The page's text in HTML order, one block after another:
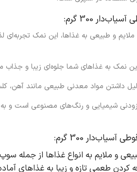
300 گرم:
و طبیعی به غذاها، این نمک
نمک به غذاهای شما جلوه‌ای زیبا و جذاب
داشتن مواد معدنی طبیعی مانند
شیمیایی و رنگ‌های مصنوعی است و به
300 گرم:
و ملایم به انواع غذاها از جمله
کردن طعمی تازه و زیبا به غذاهای